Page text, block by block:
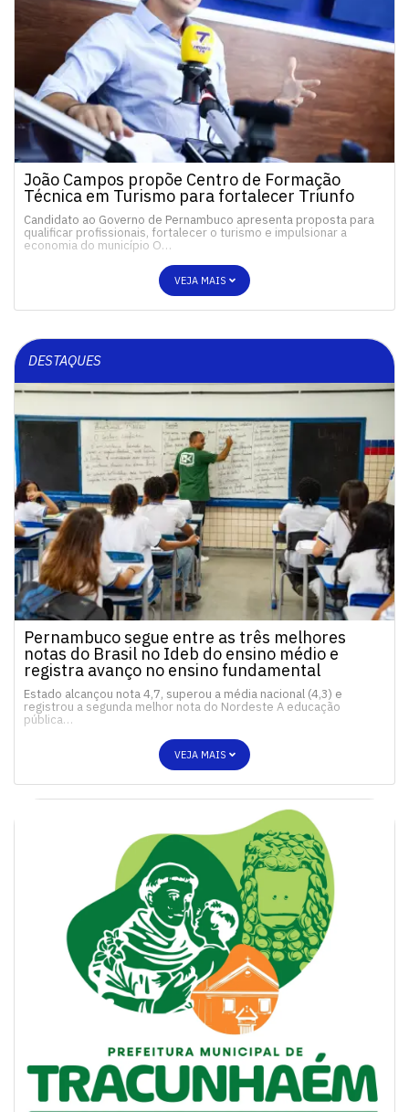
João Campos propõe Centro de Formação
Técnica em Turismo para fortalecer Triunfo
Candidato ao Governo de Pernambuco apresenta proposta para
qualificar profissionais, fortalecer o turismo e impulsionar a
economia do município O…
VEJA MAIS
DESTAQUES
Pernambuco segue entre as três melhores
notas do Brasil no Ideb do ensino médio e
registra avanço no ensino fundamental
Estado alcançou nota 4,7, superou a média nacional (4,3) e
registrou a segunda melhor nota do Nordeste A educação
pública…
VEJA MAIS